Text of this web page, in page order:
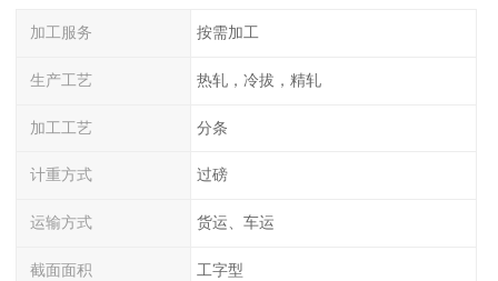
加工服务 按需加工
生产工艺 热轧，冷拔，精轧
加工工艺 分条
计重方式 过磅
运输方式 货运、车运
截面面积 工字型